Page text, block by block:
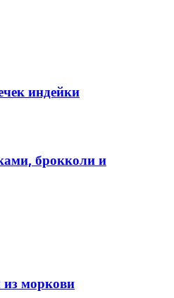
индейки
брокколи и
моркови